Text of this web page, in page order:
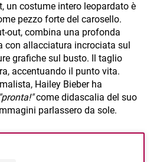
un costume intero leopardato è
pezzo forte del carosello.
out, combina una profonda
con allacciatura incrociata sul
grafiche sul busto. Il taglio
accentuando il punto vita.
Hailey Bieber ha
"pronta!"come didascalia del suo
parlassero da sole.